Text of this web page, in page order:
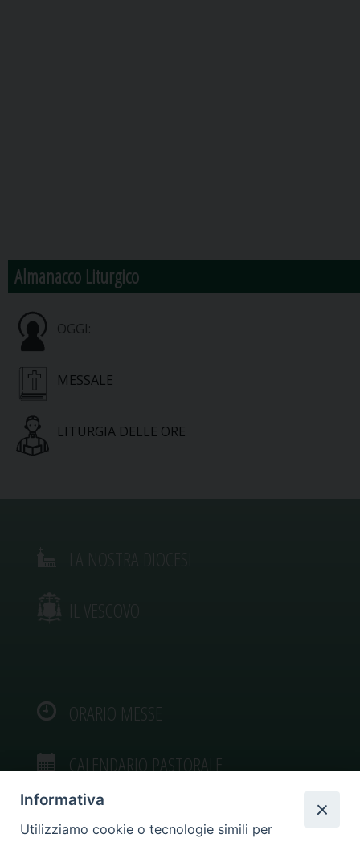
Almanacco Liturgico
OGGI:
MESSALE
LITURGIA DELLE ORE
IL VESCOVO
ORARIO MESSE
CALENDARIO PASTORALE
Informativa
Utilizziamo cookie o tecnologie simili per